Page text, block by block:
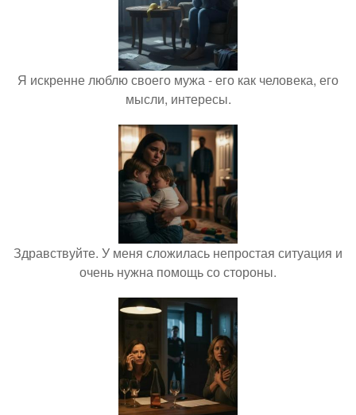
Я искренне люблю своего мужа - его как человека, его
мысли, интересы.
Здравствуйте. У меня сложилась непростая ситуация и
очень нужна помощь со стороны.